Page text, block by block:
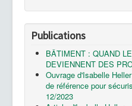
Publications
BÂTIMENT : QUAND
DEVIENNENT DES
Ouvrage d'Isabelle
de référence pour
12/2023